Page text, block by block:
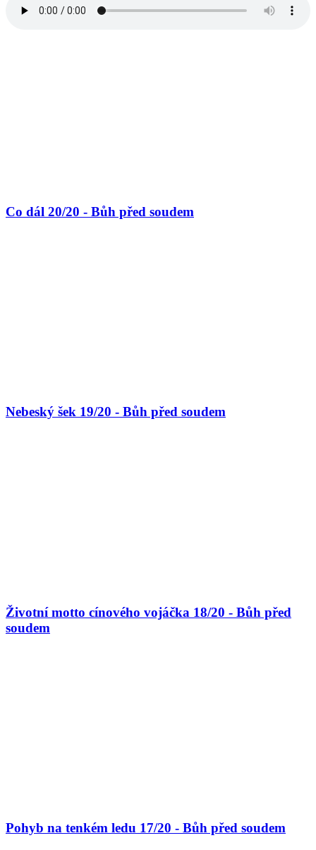
Co dál 20/20 - Bůh před soudem
Nebeský šek 19/20 - Bůh před soudem
Životní motto cínového vojáčka 18/20 - Bůh před
soudem
Pohyb na tenkém ledu 17/20 - Bůh před soudem